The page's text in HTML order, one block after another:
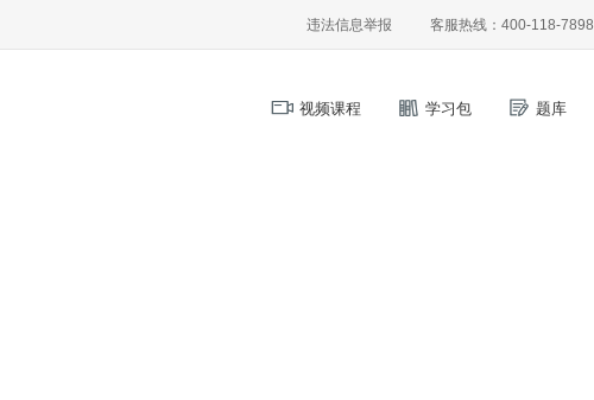
违法信息举报 客服热线：400-118-7898
视频课程 学习包 题库